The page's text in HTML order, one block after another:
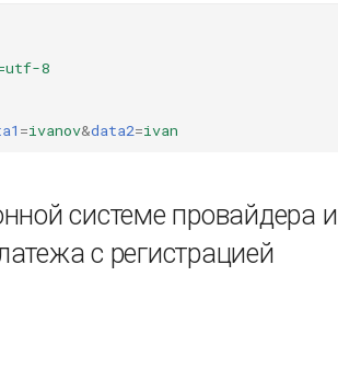
8
=ivanov&data2=ivan
системе провайдера и
с регистрацией